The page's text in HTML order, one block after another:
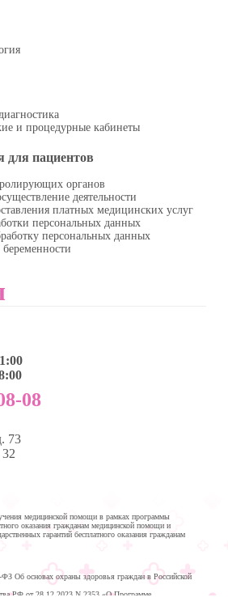
и процедурные кабинеты
пациентов
органов
деятельности
платных медицинских услуг
персональных данных
персональных данных
08
73
медицинской помощи в рамках программы
оказания гражданам медицинской помощи и
гарантий бесплатного оказания гражданам
Об основах охраны здоровья граждан в Российской
РФ от 28.12.2023 N 2353 «О Программе